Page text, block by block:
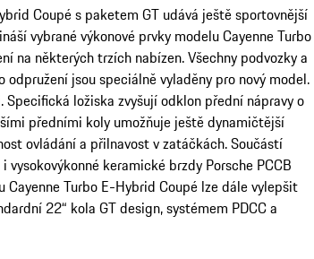
Coupé s paketem GT udává ještě sportovnější
vybrané výkonové prvky modelu Cayenne Turbo
na některých trzích nabízen. Všechny podvozky a
jsou speciálně vyladěny pro nový model.
ložiska zvyšují odklon přední nápravy o
předními koly umožňuje ještě dynamičtější
ovládání a přilnavost v zatáčkách. Součástí
keramické brzdy Porsche PCCB
Cayenne Turbo E-Hybrid Coupé lze dále vylepšit
22“ kola GT design, systémem PDCC a